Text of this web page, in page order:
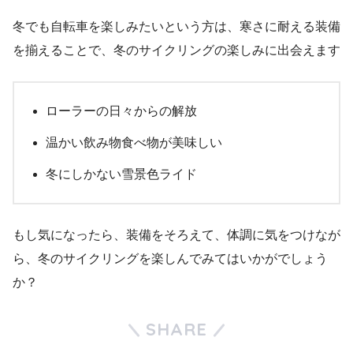
冬でも自転車を楽しみたいという方は、寒さに耐える装備
を揃えることで、冬のサイクリングの楽しみに出会えます
ローラーの日々からの解放
温かい飲み物食べ物が美味しい
冬にしかない雪景色ライド
もし気になったら、装備をそろえて、体調に気をつけなが
ら、冬のサイクリングを楽しんでみてはいかがでしょう
か？
SHARE